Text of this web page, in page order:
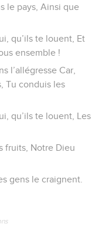
le pays, Ainsi que
qu’ils te louent, Et
ensemble !
l’allégresse Car,
Tu conduis les
qu’ils te louent, Les
fruits, Notre Dieu
gens le craignent.